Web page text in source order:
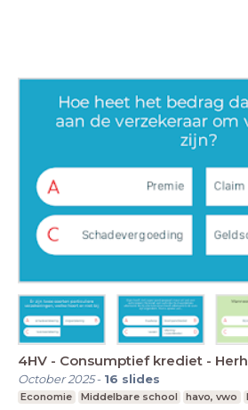
4HV - Consumptief krediet -
October 2025- 16 slides
Economie Middelbare school havo, vwo